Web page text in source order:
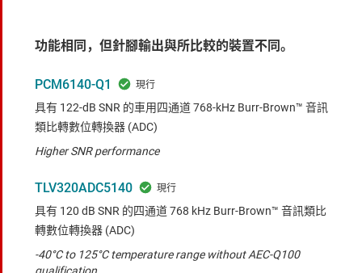
功能相同，但針腳輸出與所比較的裝置不同。
PCM6140-Q1
具有 122-dB SNR 的車用四通道 768-kHz Burr-Brown™ 音訊
類比轉數位轉換器 (ADC)
Higher SNR performance
TLV320ADC5140
具有 120 dB SNR 的四通道 768 kHz Burr-Brown™ 音訊類比
轉數位轉換器 (ADC)
-40°C to 125°C temperature range without AEC-Q100
qualification